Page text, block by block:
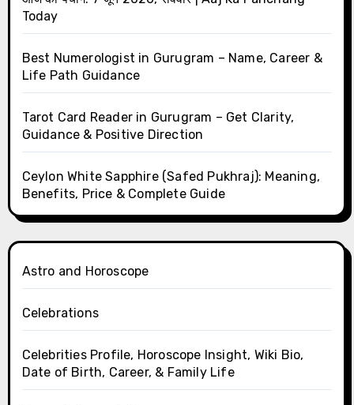
Today
Best Numerologist in Gurugram – Name, Career &
Life Path Guidance
Tarot Card Reader in Gurugram – Get Clarity,
Guidance & Positive Direction
Ceylon White Sapphire (Safed Pukhraj): Meaning,
Benefits, Price & Complete Guide
Astro and Horoscope
Celebrations
Celebrities Profile, Horoscope Insight, Wiki Bio,
Date of Birth, Career, & Family Life